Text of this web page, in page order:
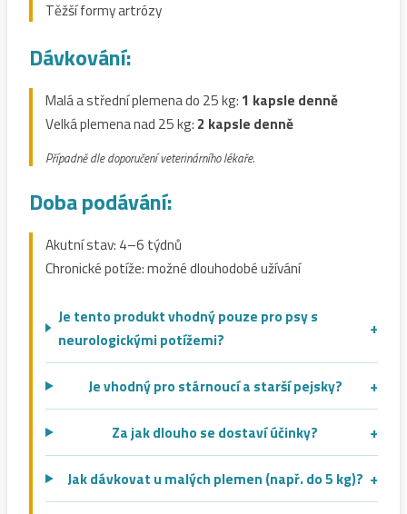
Těžší formy artrózy
Dávkování:
Malá a střední plemena do 25 kg: 1 kapsle denně
Velká plemena nad 25 kg: 2 kapsle denně
Případně dle doporučení veterinárního lékaře.
Doba podávání:
Akutní stav: 4–6 týdnů
Chronické potíže: možné dlouhodobé užívání
Je tento produkt vhodný pouze pro psy s
neurologickými potížemi?
+
Je vhodný pro stárnoucí a starší pejsky? +
Za jak dlouho se dostaví účinky? +
Jak dávkovat u malých plemen (např. do 5 kg)? +